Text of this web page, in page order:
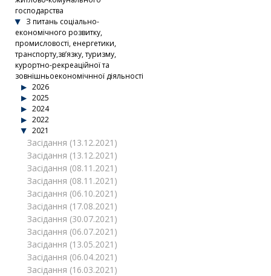
господарства
З питань соціально-
економічного розвитку,
промисловості, енергетики,
транспорту,зв’язку, туризму,
курортно-рекреаційної та
зовнішньоекономічнної діяльності
2026
2025
2024
2022
2021
Засідання (13.12.2021)
Засідання (13.12.2021)
Засідання (08.11.2021)
Засідання (08.11.2021)
Засідання (06.10.2021)
Засідання (17.08.2021)
Засідання (30.07.2021)
Засідання (06.07.2021)
Засідання (13.05.2021)
Засідання (06.04.2021)
Засідання (16.03.2021)